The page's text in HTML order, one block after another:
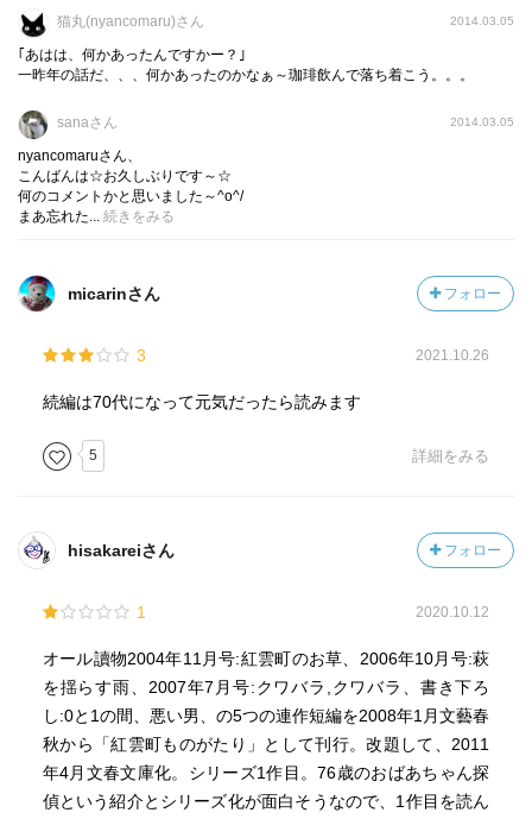
表題作は、幼なじみの男性・大谷清治から数年ぶりの電
おしゃれな着物に着替えようとした草は、途中で気持ちを
清治のかっての恋人・鈴子が死んだという。
清治は両親を亡くして大谷家の養子に入り、議員となった
男。
妻子ある身で初めて恋したのが若い鈴子だった。
は出せないまま。
子として生み育てた清史はじつは清治の子。
史にその気はなかった…
清史が何かの事件に巻き込まれていると気づいた草は？！
解決出来ることも出来ないこともありつつ、何かしら手は
過去に悲しみを背負った草が、温かい目で人々を見つめな
年月を重ねて着こなした着物のように、さらりとした感触
が心地良い。
単行本は2008年発行。
猫丸(nyancomaru)さん 2014.03.05
｢あはは、何かあったんですかー？｣
一昨年の話だ、、、何かあったのかなぁ～珈琲飲んで落ち着こう。。。
sanaさん 2014.03.05
nyancomaruさん、
こんばんは☆お久しぶりです～☆
何のコメントかと思いました～^o^/
まあ忘れた... 続きをみる
micarinさん フォロー
3 2021.10.26
続編は70代になって元気だったら読みます
5 詳細をみる
hisakareiさん フォロー
1 2020.10.12
オール讀物2004年11月号:紅雲町のお草、2006年10月号:萩
を揺らす雨、2007年7月号:クワバラ,クワバラ、書き下ろ
し:0と1の間、悪い男、の5つの連作短編を2008年1月文藝春
秋から「紅雲町ものがたり」として刊行。改題して、2011
年4月文春文庫化。シリーズ1作目。76歳のおばあちゃん探
偵という紹介とシリーズ化が面白そうなので、1作目を読ん